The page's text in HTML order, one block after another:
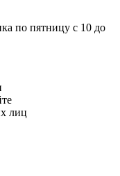
по пятницу с 10 до
лиц